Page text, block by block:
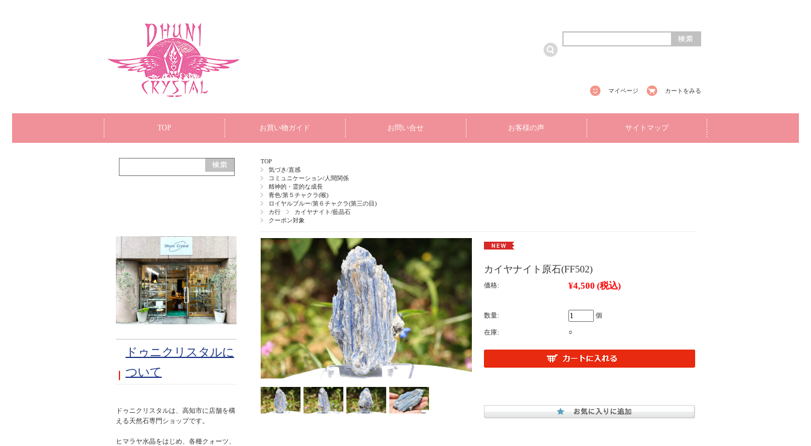
マイページ カートをみる
TOP お買い物ガイド お問い合せ お客様の声 サイトマップ
TOP
気づき/直感
コミュニケーション/人間関係
精神的・霊的な成長
青色/第５チャクラ(喉)
ロイヤルブルー/第６チャクラ(第三の目)
カ行
カイヤナイト/藍晶石
クーポン対象
カイヤナイト原石(FF502)
価格: ¥4,500 (税込)
数量: 個
在庫: ○
ドゥニクリスタルに
ついて
ドゥニクリスタルは、高知市に店舗を構
える天然石専門ショップです。
ヒマラヤ水晶をはじめ、各種クォーツ、